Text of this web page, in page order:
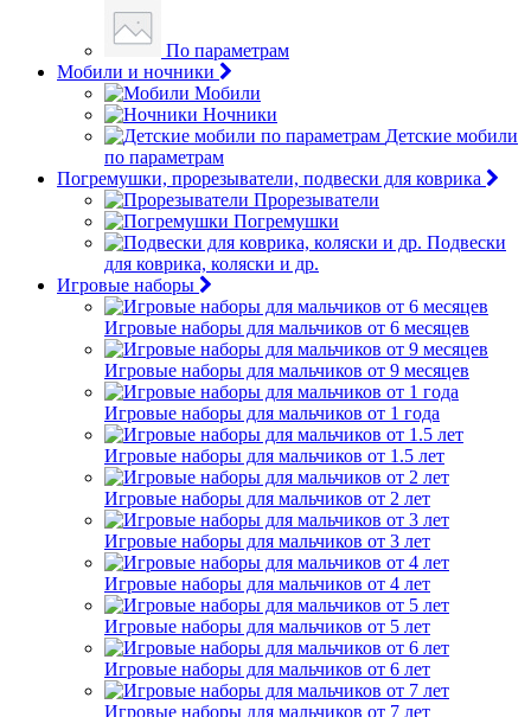
По параметрам
Мобили и ночники
Мобили
Ночники
Детские мобили
по параметрам
Погремушки, прорезыватели, подвески для коврика
Прорезыватели
Погремушки
Подвески
для коврика, коляски и др.
Игровые наборы
Игровые наборы для мальчиков от 6 месяцев
Игровые наборы для мальчиков от 9 месяцев
Игровые наборы для мальчиков от 1 года
Игровые наборы для мальчиков от 1.5 лет
Игровые наборы для мальчиков от 2 лет
Игровые наборы для мальчиков от 3 лет
Игровые наборы для мальчиков от 4 лет
Игровые наборы для мальчиков от 5 лет
Игровые наборы для мальчиков от 6 лет
Игровые наборы для мальчиков от 7 лет